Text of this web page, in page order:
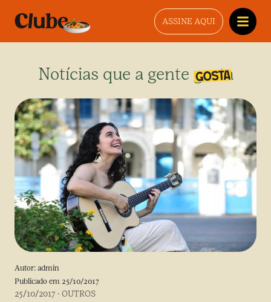
ASSINE AQUI
Notícias que a gente gosta
Autor: admin
Publicado em 25/10/2017
25/10/2017 -OUTROS